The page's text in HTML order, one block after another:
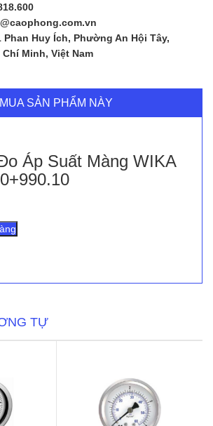
Phan Huy Ích, Phường An Hội Tây,
Minh, Việt Nam
MUA SẢN PHẨM NÀY
Áp Suất Màng WIKA
TỰ